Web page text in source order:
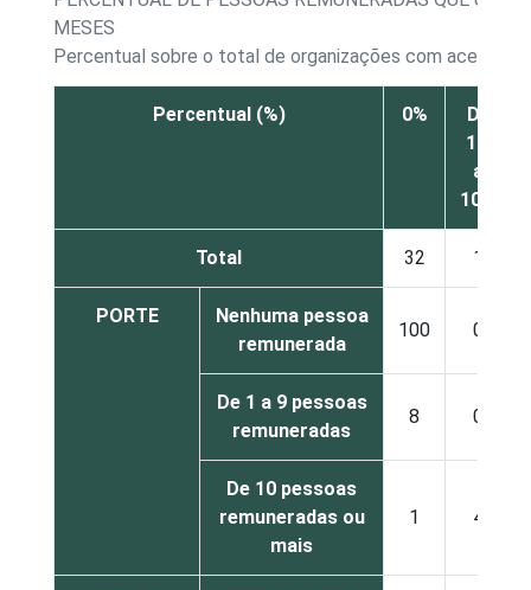
MESES
Percentual sobre o total de organizações com acesso à
Percentual (%) 0%
De
1%
a
10%
Total 32 1
PORTE
Nenhuma pessoa
remunerada
100 0
De 1 a 9 pessoas
remuneradas
8 0
De 10 pessoas
remuneradas ou
mais
1 4